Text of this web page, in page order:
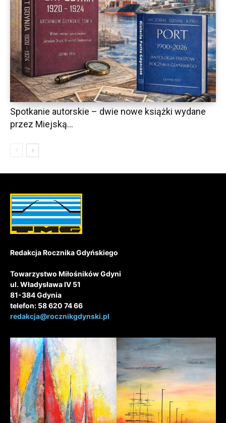
Spotkanie autorskie – dwie nowe książki wydane
przez Miejską...
Redakcja Rocznika Gdyńskiego
Towarzystwo Miłośników Gdyni
ul. Władysława IV 51
81-384 Gdynia
telefon: 58 620 74 66
redakcja@rocznikgdynski.pl